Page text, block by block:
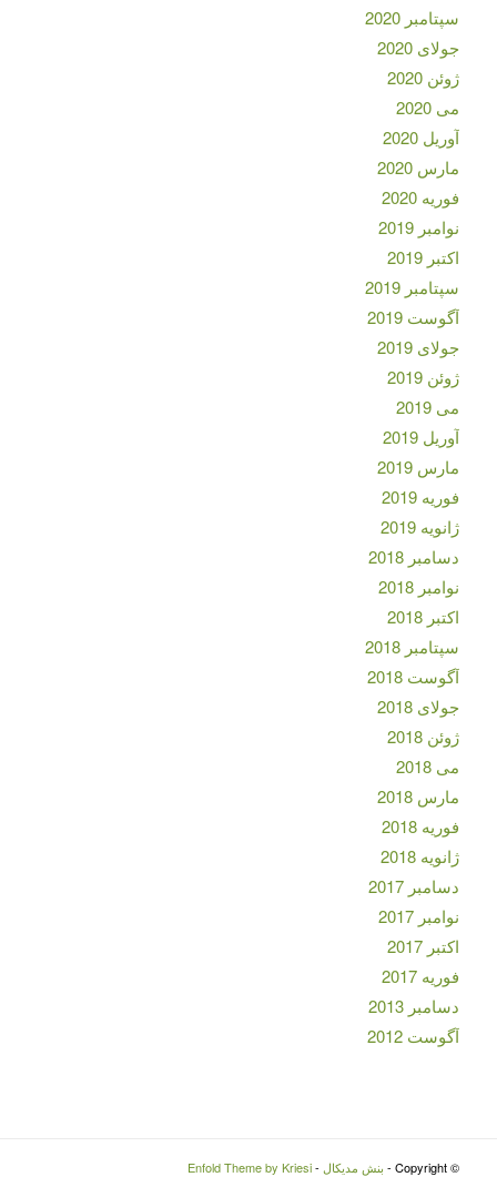
سپتامبر 2020
جولای 2020
ژوئن 2020
می 2020
آوریل 2020
مارس 2020
فوریه 2020
نوامبر 2019
اکتبر 2019
سپتامبر 2019
آگوست 2019
جولای 2019
ژوئن 2019
می 2019
آوریل 2019
مارس 2019
فوریه 2019
ژانویه 2019
دسامبر 2018
نوامبر 2018
اکتبر 2018
سپتامبر 2018
آگوست 2018
جولای 2018
ژوئن 2018
می 2018
مارس 2018
فوریه 2018
ژانویه 2018
دسامبر 2017
نوامبر 2017
اکتبر 2017
فوریه 2017
دسامبر 2013
آگوست 2012
© Copyright - بنش مدیکال -
Enfold Theme by Kriesi